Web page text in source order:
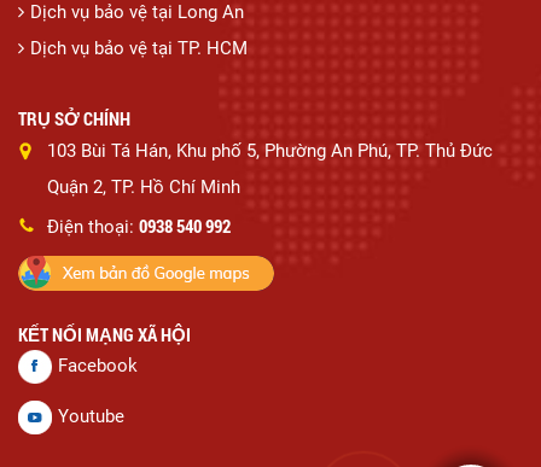
Dịch vụ bảo vệ tại Long An
Dịch vụ bảo vệ tại TP. HCM
TRỤ SỞ CHÍNH
103 Bùi Tá Hán, Khu phố 5, Phường An Phú, TP. Thủ Đức
Quận 2, TP. Hồ Chí Minh
Điện thoại: 0938 540 992
KẾT NỐI MẠNG XÃ HỘI
Facebook
Youtube